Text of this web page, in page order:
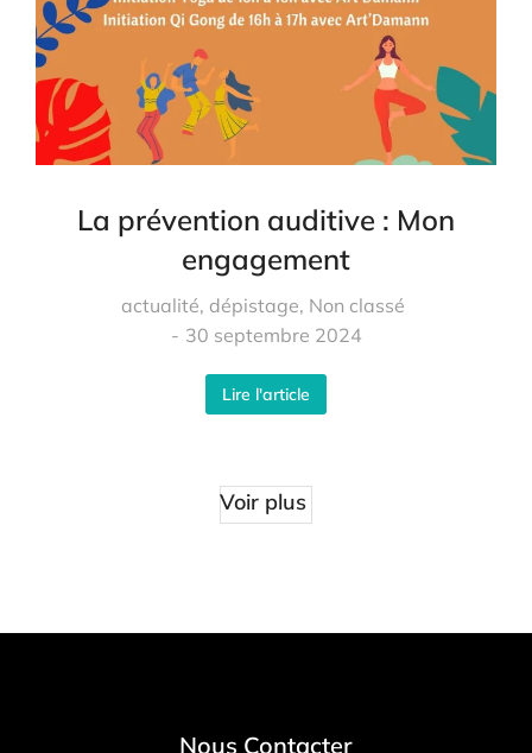
La prévention auditive : Mon
engagement
actualité, dépistage, Non classé
30 septembre 2024
Lire l'article
Voir plus
Nous Contacter